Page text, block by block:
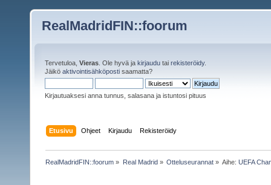
RealMadridFIN::foorum
Tervetuloa, Vieras . Ole hyvä ja kirjaudu tai rekisteröidy.
Jäikö aktivointisähköposti saamatta?
Kirjautuaksesi anna tunnus, salasana ja istuntosi pituus
Etusivu Ohjeet Kirjaudu Rekisteröidy
RealMadridFIN::foorum » Real Madrid» Otteluseurannat» Aihe:UEFA